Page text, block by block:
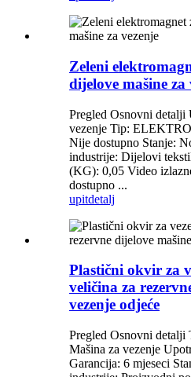
Zeleni
dijelove mašine za
Pregled Osnovni detalji
vezenje Tip:
Nije dostupno Stanje:
industrije: Dijelovi
(KG): 0,05 Video
dostupno ...
upitdetalj
Plastični okvir za
veličina za
vezenje odjeće
Pregled Osnovni detalji
Mašina za vezenje
Garancija: 6 mjeseci